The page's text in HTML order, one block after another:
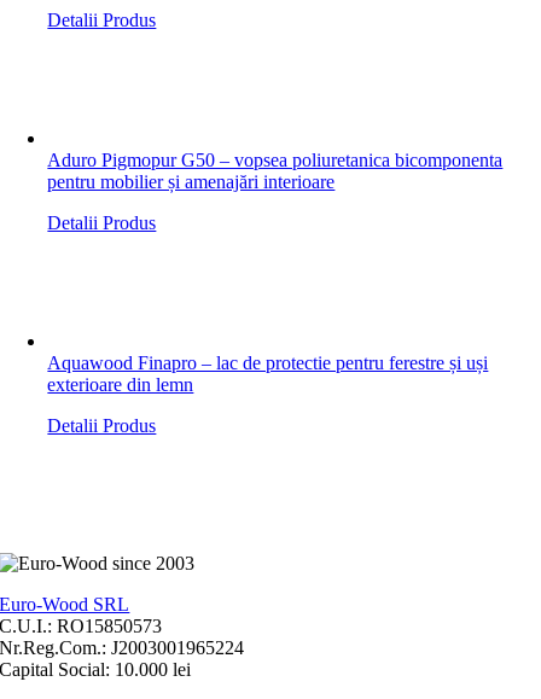
Detalii Produs
Aduro Pigmopur G50 – vopsea poliuretanica bicomponenta
pentru mobilier și amenajări interioare
Detalii Produs
Aquawood Finapro – lac de protectie pentru ferestre și uși
exterioare din lemn
Detalii Produs
Euro-Wood SRL
C.U.I.: RO15850573
Nr.Reg.Com.: J2003001965224
Capital Social: 10.000 lei